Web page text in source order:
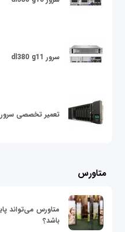
سرور dl380 g11
تعمیر تخصصی
متاورس
متاورس می‌تواند
باشد؟